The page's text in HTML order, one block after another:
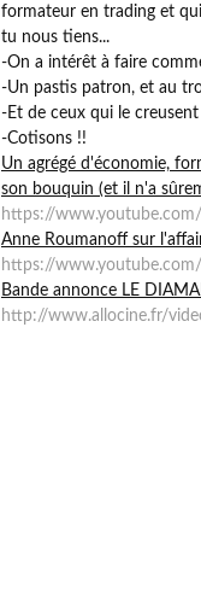
formateur en trading et
tu nous tiens...
-On a intérêt à faire
-Un pastis patron, et au
-Et de ceux qui le
-Cotisons !!
Un agrégé d'économie,
son bouquin (et il n'a
https://
Anne Roumanoff sur
https://
Bande annonce LE
http://www.allocine.fr/